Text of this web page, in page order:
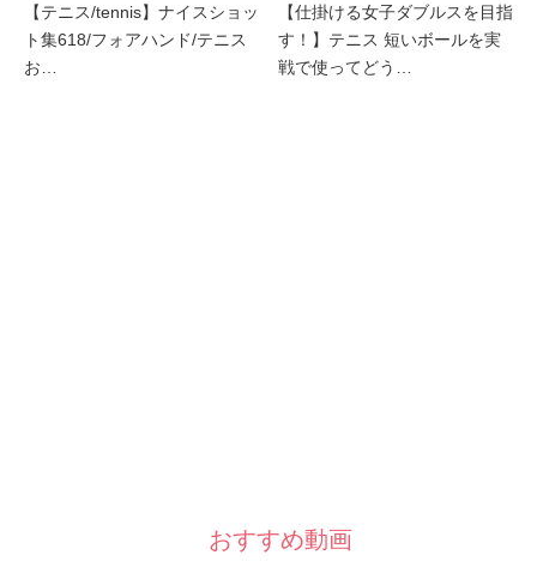
【テニス/tennis】ナイスショッ
ト集618/フォアハンド/テニス
お…
【仕掛ける女子ダブルスを目指
す！】テニス 短いボールを実
戦で使ってどう…
おすすめ動画